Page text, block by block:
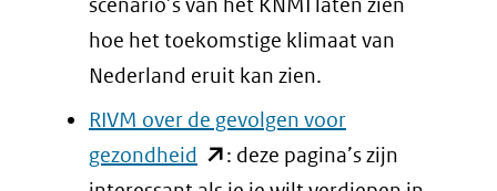
nieuw
venster)
(verwijst
naar
een
hoe het toekomstige klimaat van
Nederland eruit kan zien.
RIVM over de gevolgen voor
gezondheid (opent
: deze pagina’s zijn